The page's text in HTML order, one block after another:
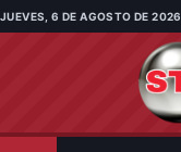
Saltar al contenido
JUEVES, 6 DE AGOSTO DE 2026